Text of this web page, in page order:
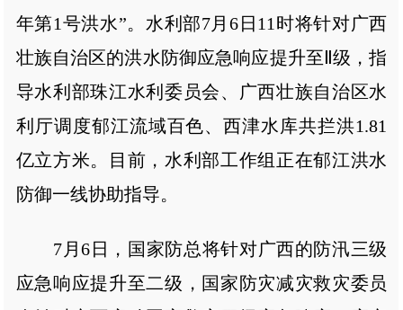
年第1号洪水”。水利部7月6日11时将针对广西
壮族自治区的洪水防御应急响应提升至Ⅱ级，指
导水利部珠江水利委员会、广西壮族自治区水
利厅调度郁江流域百色、西津水库共拦洪1.81
亿立方米。目前，水利部工作组正在郁江洪水
防御一线协助指导。
7月6日，国家防总将针对广西的防汛三级
应急响应提升至二级，国家防灾减灾救灾委员